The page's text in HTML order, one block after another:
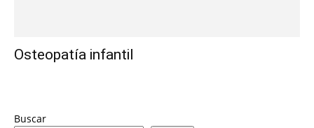
Osteopatía infantil
Buscar